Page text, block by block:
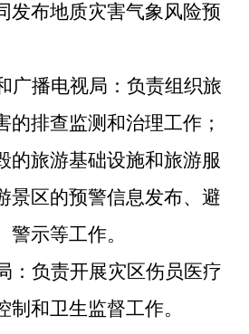
发布地质灾害气象风险预
广播电视局：负责组织旅
的排查监测和治理工作；
的旅游基础设施和旅游服
景区的预警信息发布、避
警示等工作。
：负责开展灾区伤员医疗
和卫生监督工作。